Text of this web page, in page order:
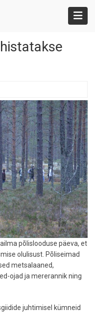
põlislooduse päeva, et
olulisust. Põliseimad
metsalaaned,
ojad ja mererannik ning
juhtimisel kümneid